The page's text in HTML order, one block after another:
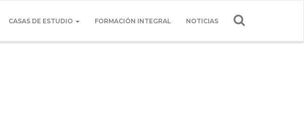
CASAS DE ESTUDIO FORMACIÓN INTEGRAL NOTICIAS